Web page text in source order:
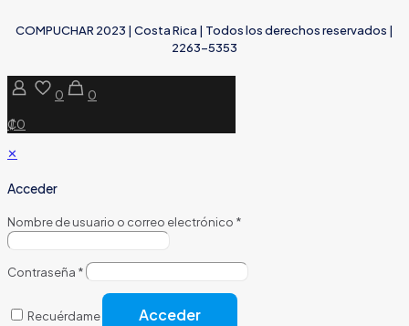
COMPUCHAR 2023 | Costa Rica | Todos los derechos reservados |
2263-5353
0
0
₡0
✕
Acceder
Nombre de usuario o correo electrónico *
Contraseña *
Recuérdame Acceder